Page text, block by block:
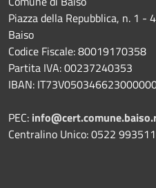
Piazza della Repubblica, n. 1 -
Baiso
Codice Fiscale: 80019170358
Partita IVA: 00237240353
IBAN:
PEC:
Centralino Unico: 0522 993511